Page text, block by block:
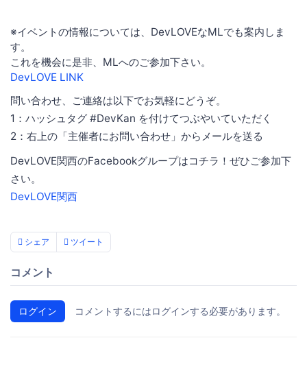
※イベントの情報については、DevLOVEなMLでも案内しま
す。
これを機会に是非、MLへのご参加下さい。
DevLOVE LINK
問い合わせ、ご連絡は以下でお気軽にどうぞ。
1：ハッシュタグ #DevKan を付けてつぶやいていただく
2：右上の「主催者にお問い合わせ」からメールを送る
DevLOVE関西のFacebookグループはコチラ！ぜひご参加下
さい。
DevLOVE関西
シェア ツイート
コメント
ログイン コメントするにはログインする必要があります。